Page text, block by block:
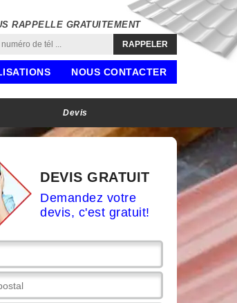
RAPPELLE GRATUITEMENT
NOUS CONTACTER
Devis
DEVIS GRATUIT
Demandez votre
devis, c'est gratuit!